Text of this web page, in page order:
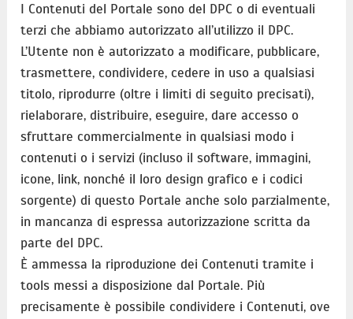
I Contenuti del Portale sono del DPC o di eventuali
terzi che abbiamo autorizzato all’utilizzo il DPC.
L’Utente non è autorizzato a modificare, pubblicare,
trasmettere, condividere, cedere in uso a qualsiasi
titolo, riprodurre (oltre i limiti di seguito precisati),
rielaborare, distribuire, eseguire, dare accesso o
sfruttare commercialmente in qualsiasi modo i
contenuti o i servizi (incluso il software, immagini,
icone, link, nonché il loro design grafico e i codici
sorgente) di questo Portale anche solo parzialmente,
in mancanza di espressa autorizzazione scritta da
parte del DPC.
È ammessa la riproduzione dei Contenuti tramite i
tools messi a disposizione dal Portale. Più
precisamente è possibile condividere i Contenuti, ove